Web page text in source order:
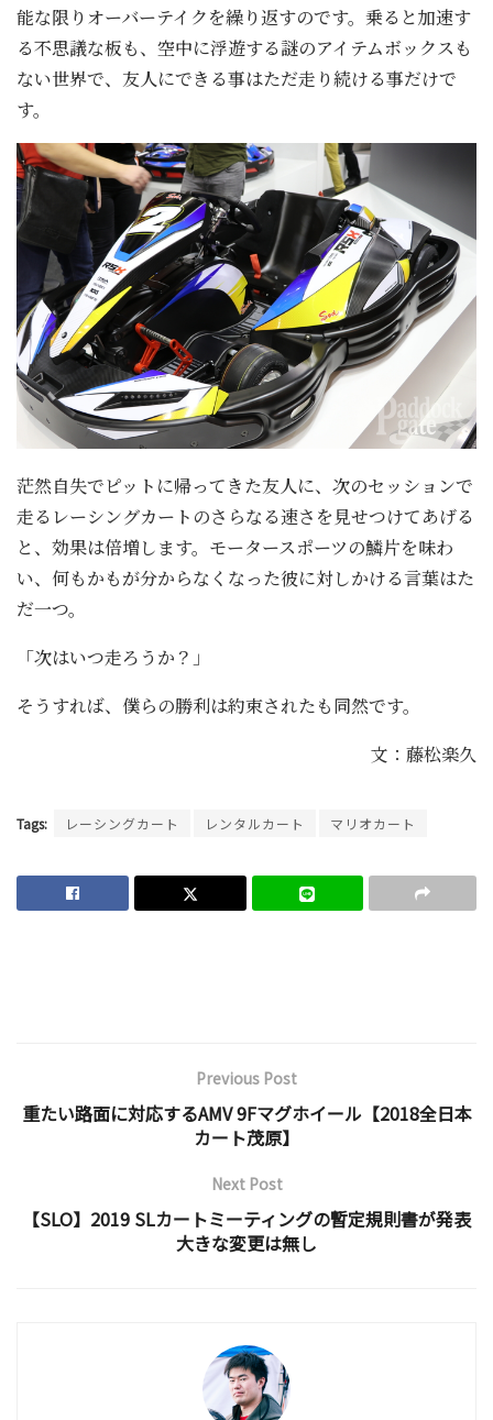
能な限りオーバーテイクを繰り返すのです。乗ると加速す
る不思議な板も、空中に浮遊する謎のアイテムボックスも
ない世界で、友人にできる事はただ走り続ける事だけで
す。
茫然自失でピットに帰ってきた友人に、次のセッションで
走るレーシングカートのさらなる速さを見せつけてあげる
と、効果は倍増します。モータースポーツの鱗片を味わ
い、何もかもが分からなくなった彼に対しかける言葉はた
だ一つ。
「次はいつ走ろうか？」
そうすれば、僕らの勝利は約束されたも同然です。
文：藤松楽久
Tags: レーシングカート レンタルカート マリオカート
Previous Post
重たい路面に対応するAMV 9Fマグホイール【2018全日本
カート茂原】
Next Post
【SLO】2019 SLカートミーティングの暫定規則書が発表
大きな変更は無し